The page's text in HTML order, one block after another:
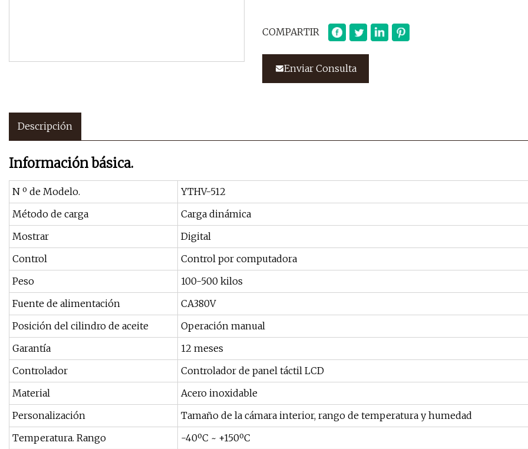
COMPARTIR
Enviar Consulta
Descripción
Información básica.
N º de Modelo.
YTHV-512
Método de carga
Carga dinámica
Mostrar
Digital
Control
Control por computadora
Peso
100-500 kilos
Fuente de alimentación
CA380V
Posición del cilindro de aceite
Operación manual
Garantía
12 meses
Controlador
Controlador de panel táctil LCD
Material
Acero inoxidable
Personalización
Tamaño de la cámara interior, rango de temperatura y humedad
Temperatura. Rango
-40ºC ~ +150ºC